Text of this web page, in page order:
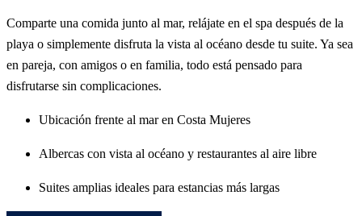
Comparte una comida junto al mar, relájate en el spa después de la
playa o simplemente disfruta la vista al océano desde tu suite. Ya sea
en pareja, con amigos o en familia, todo está pensado para
disfrutarse sin complicaciones.
Ubicación frente al mar en Costa Mujeres
Albercas con vista al océano y restaurantes al aire libre
Suites amplias ideales para estancias más largas